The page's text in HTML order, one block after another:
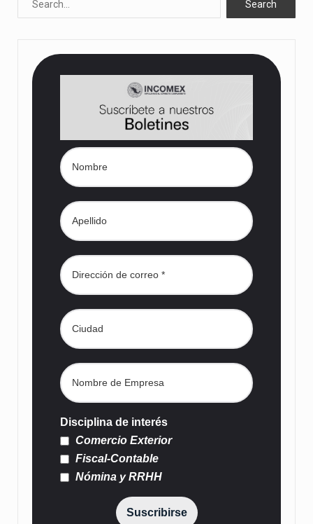
Disciplina de interés
Comercio Exterior
Fiscal-Contable
Nómina y RRHH
Suscribirse